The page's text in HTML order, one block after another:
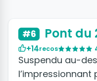
#6 Pont du
+14recos
Suspendu au-